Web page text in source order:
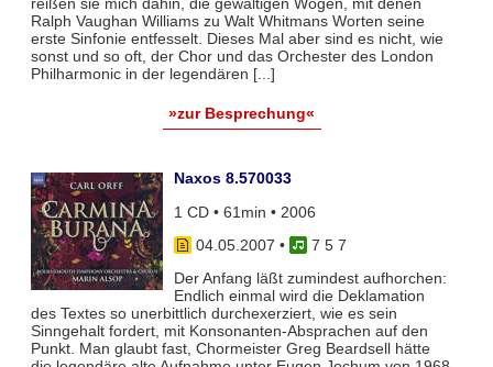
reißen sie mich dahin, die gewaltigen Wogen, mit denen
Ralph Vaughan Williams zu Walt Whitmans Worten seine
erste Sinfonie entfesselt. Dieses Mal aber sind es nicht, wie
sonst und so oft, der Chor und das Orchester des London
Philharmonic in der legendären [...]
»zur Besprechung«
Naxos 8.570033
1 CD • 61min • 2006
04.05.2007 •
7 5 7
Der Anfang läßt zumindest aufhorchen:
Endlich einmal wird die Deklamation
des Textes so unerbittlich durchexerziert, wie es sein
Sinngehalt fordert, mit Konsonanten-Absprachen auf den
Punkt. Man glaubt fast, Chormeister Greg Beardsell hätte